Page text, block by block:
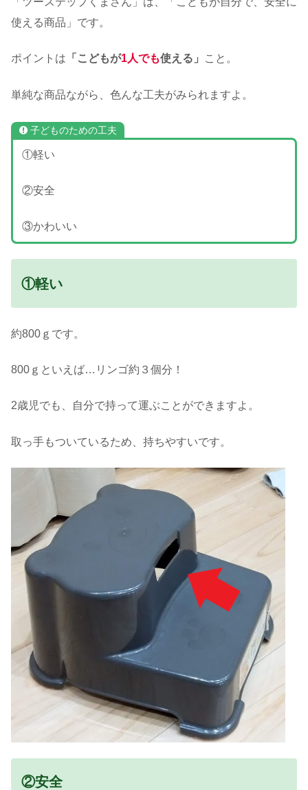
使える商品」です。
ポイントは 「こどもが1人でも使える」 こと。
単純な商品ながら、色んな工夫がみられますよ。
子どものための工夫
①軽い
②安全
③かわいい
①軽い
約800ｇです。
800ｇといえば…リンゴ約３個分！
2歳児でも、自分で持って運ぶことができますよ。
取っ手もついているため、持ちやすいです。
②安全